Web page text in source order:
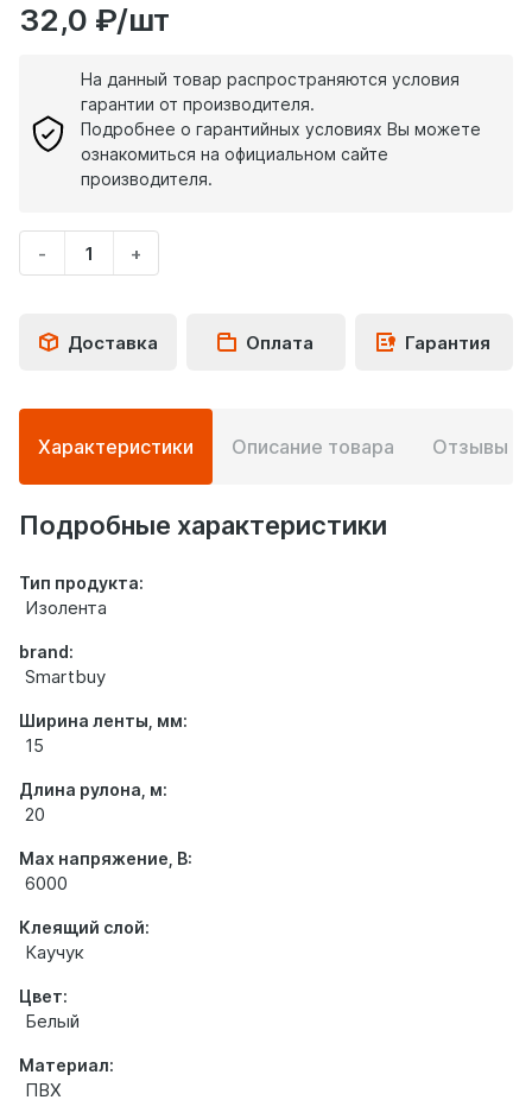
32,0 ₽/шт
На данный товар распространяются условия
гарантии от производителя.
Подробнее о гарантийных условиях Вы можете
ознакомиться на официальном сайте
производителя.
-
Укажите
количество
+
Доставка Оплата Гарантия
Подробная
информация
о
товаре
Характеристики Описание товара Отзывы
Подробные характеристики
Тип продукта:
Изолента
brand:
Smartbuy
Ширина ленты, мм:
15
Длина рулона, м:
20
Max напряжение, В:
6000
Клеящий слой:
Каучук
Цвет:
Белый
Материал:
ПВХ